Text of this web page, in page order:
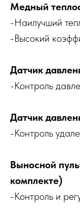
Медный
-Наилучший
-Высокий
Датчик
-Контроль
Датчик
-Контроль
Выносной
комплекте)
-Контроль и